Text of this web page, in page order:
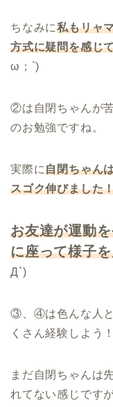
ちなみに私もリャ
方式に疑問を感じ
ω；`)
②は自閉ちゃんが
のお勉強ですね。
実際に自閉ちゃん
スゴク伸びました
お友達が運動
に座って様子
Д`)
③、④は色んな人と
くさん経験しよう
まだ自閉ちゃんは
れてない感じです